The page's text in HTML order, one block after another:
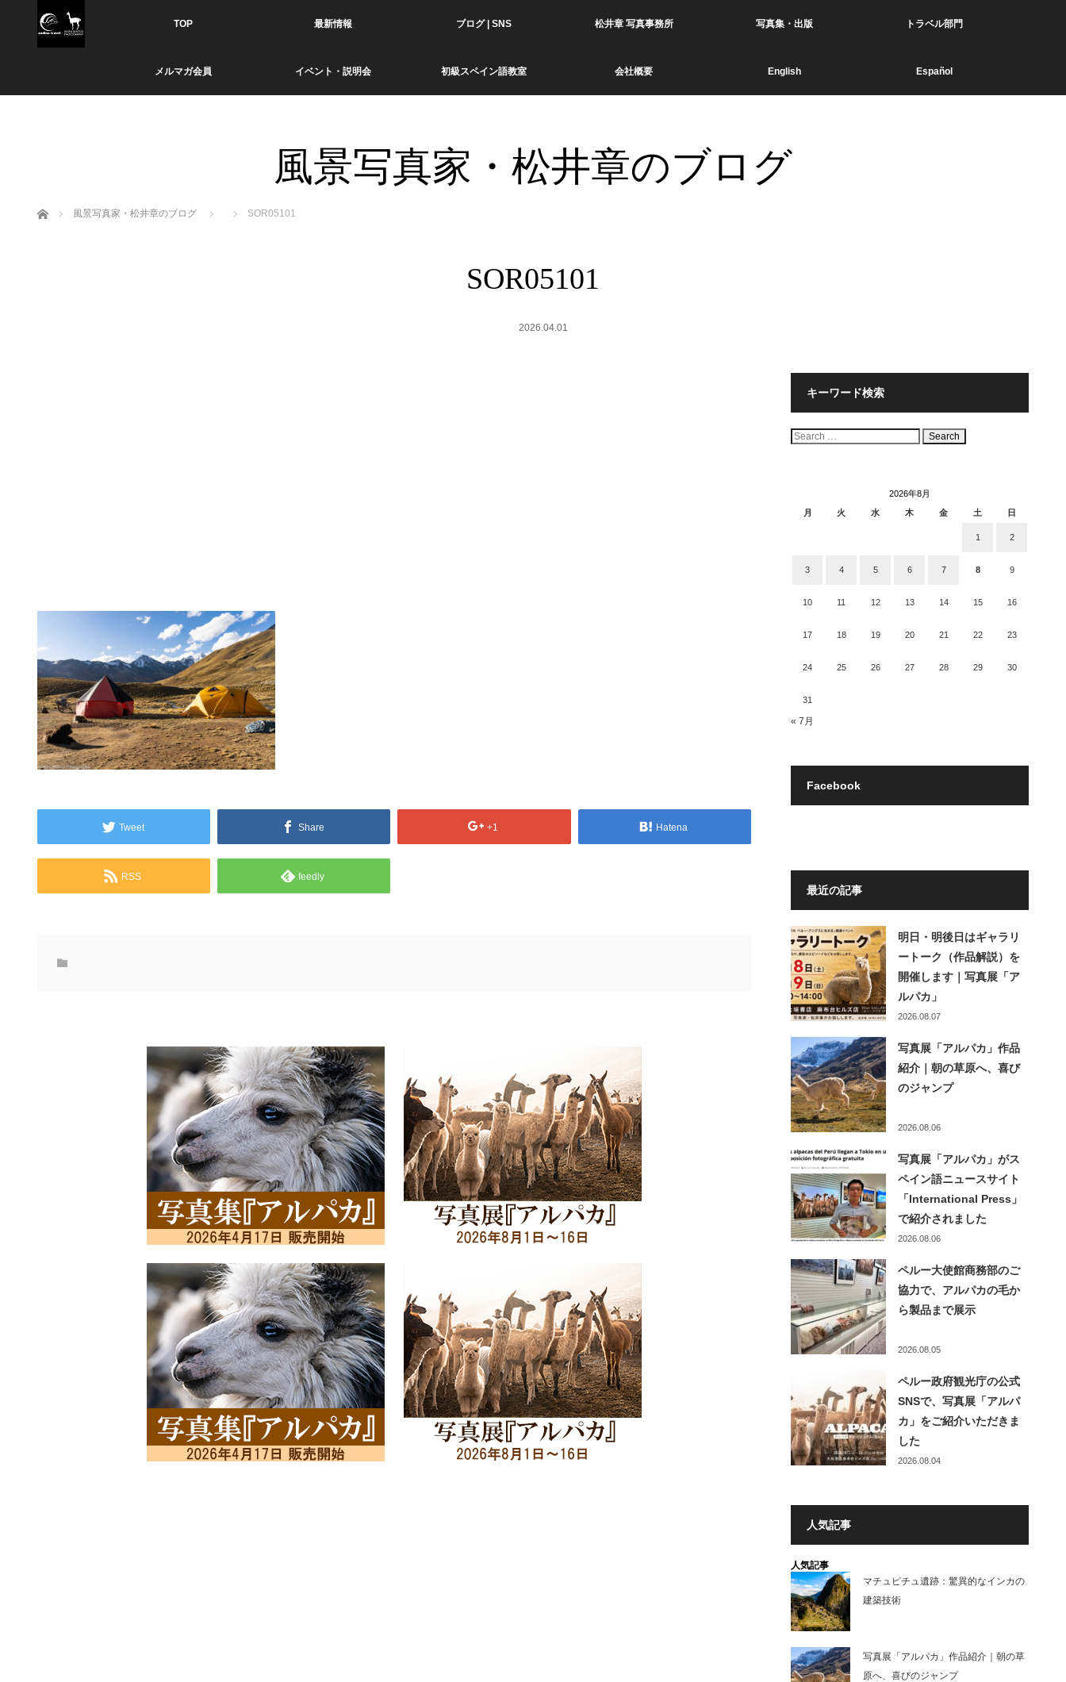
TOP 最新情報 ブログ | SNS 松井章 写真事務所 写真集・出版 トラベル部門
メルマガ会員 イベント・説明会 初級スペイン語教室 会社概要 English Español
風景写真家・松井章のブログ
ホーム 風景写真家・松井章のブログ SOR05101
SOR05101
2026.04.01
Tweet Share +1 Hatena
RSS feedly
キーワード検索
検
索:
2026年8月
月
火 水 木 金 土 日
1 2
3 4 5 6 7 8 9
10 11 12 13 14 15 16
17 18 19 20 21 22 23
24 25 26 27 28 29 30
31
« 7月
Facebook
最近の記事
明日・明後日はギャラリ
ートーク（作品解説）を
開催します｜写真展「ア
ルパカ」
2026.08.07
写真展「アルパカ」作品
紹介｜朝の草原へ、喜び
のジャンプ
2026.08.06
写真展「アルパカ」がス
ペイン語ニュースサイト
「International Press」
で紹介されました
2026.08.06
ペルー大使館商務部のご
協力で、アルパカの毛か
ら製品まで展示
2026.08.05
ペルー政府観光庁の公式
SNSで、写真展「アルパ
カ」をご紹介いただきま
した
2026.08.04
人気記事
人気記事
マチュピチュ遺跡：驚異的なインカの
建築技術
写真展「アルパカ」作品紹介｜朝の草
原へ、喜びのジャンプ